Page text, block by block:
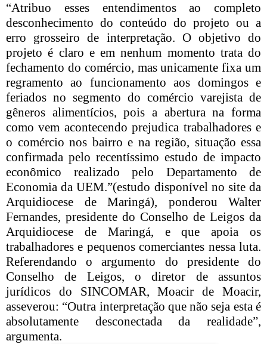
“Atribuo esses entendimentos ao completo
desconhecimento do conteúdo do projeto ou a
erro grosseiro de interpretação. O objetivo do
projeto é claro e em nenhum momento trata do
fechamento do comércio, mas unicamente fixa um
regramento ao funcionamento aos domingos e
feriados no segmento do comércio varejista de
gêneros alimentícios, pois a abertura na forma
como vem acontecendo prejudica trabalhadores e
o comércio nos bairro e na região, situação essa
confirmada pelo recentíssimo estudo de impacto
econômico realizado pelo Departamento de
Economia da UEM.”(estudo disponível no site da
Arquidiocese de Maringá), ponderou Walter
Fernandes, presidente do Conselho de Leigos da
Arquidiocese de Maringá, e que apoia os
trabalhadores e pequenos comerciantes nessa luta.
Referendando o argumento do presidente do
Conselho de Leigos, o diretor de assuntos
jurídicos do SINCOMAR, Moacir de Moacir,
asseverou: “Outra interpretação que não seja esta é
absolutamente desconectada da realidade”,
argumenta.